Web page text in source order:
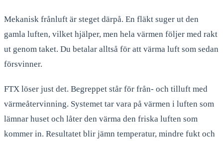
Mekanisk frånluft är steget därpå. En fläkt suger ut den
gamla luften, vilket hjälper, men hela värmen följer med rakt
ut genom taket. Du betalar alltså för att värma luft som sedan
försvinner.
FTX löser just det. Begreppet står för från- och tilluft med
värmeåtervinning. Systemet tar vara på värmen i luften som
lämnar huset och låter den värma den friska luften som
kommer in. Resultatet blir jämn temperatur, mindre fukt och